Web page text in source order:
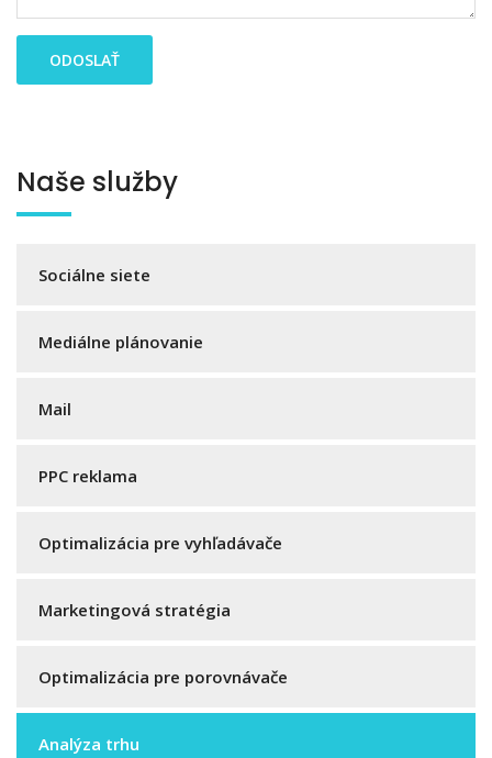
Naše služby
Sociálne siete
Mediálne plánovanie
Mail
PPC reklama
Optimalizácia pre vyhľadávače
Marketingová stratégia
Optimalizácia pre porovnávače
Analýza trhu